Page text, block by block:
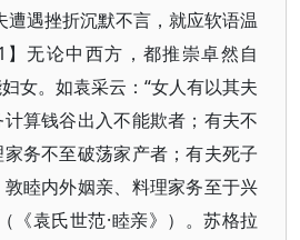
遭遇挫折沉默不言，就应软语温
无论中西方，都推崇卓然自
女。如袁采云：“女人有以其夫
算钱谷出入不能欺者；有夫不
务不至破荡家产者；有夫死子
睦内外姻亲、料理家务至于兴
《袁氏世范·睦亲》）。苏格拉